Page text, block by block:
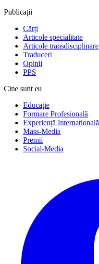
Publicații
Cărți
Articole specialitate
Articole transdisciplinare
Traduceri
Opinii
PPS
Cine sunt eu
Educație
Formare Profesională
Experiență Internațională
Mass-Media
Premii
Social-Media